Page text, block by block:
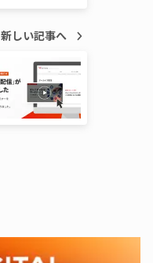
新しい記事へ